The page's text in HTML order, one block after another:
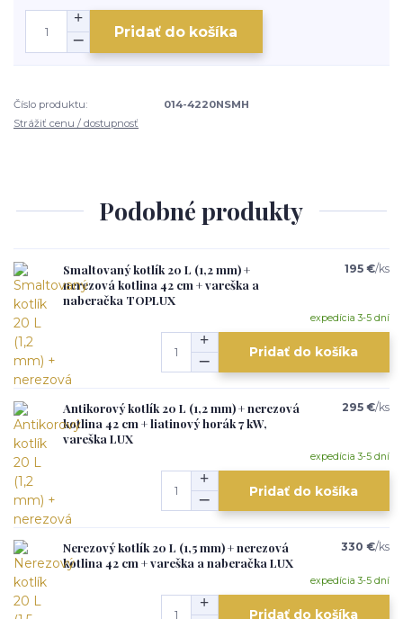
Pridať do košíka
Číslo produktu:
014-4220NSMH
Strážiť cenu / dostupnosť
Podobné produkty
Smaltovaný kotlík 20 L (1,2 mm) +
nerezová kotlina 42 cm + vareška a
naberačka TOPLUX
195 €/ks
expedícia 3-5 dní
Pridať do košíka
Antikorový kotlík 20 L (1,2 mm) + nerezová
kotlina 42 cm + liatinový horák 7 kW,
vareška LUX
295 €/ks
expedícia 3-5 dní
Pridať do košíka
Nerezový kotlík 20 L (1,5 mm) + nerezová
kotlina 42 cm + vareška a naberačka LUX
330 €/ks
expedícia 3-5 dní
Pridať do košíka